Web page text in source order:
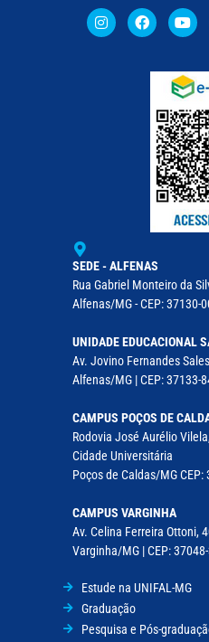
SEDE - ALFENAS
Rua Gabriel Monteiro da
Alfenas/MG - CEP: 37130-
UNIDADE EDUCACIONAL
Av. Jovino Fernandes
Alfenas/MG | CEP: 37133-
CAMPUS POÇOS DE
Rodovia José Aurélio
Cidade Universitária
Poços de Caldas/MG
CAMPUS VARGINHA
Av. Celina Ferreira Ottoni,
Varginha/MG | CEP:
Estude na UNIFAL-MG
Graduação
Pesquisa e Pós-